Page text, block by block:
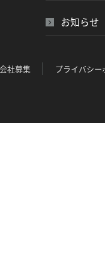
お知らせ
社募集 プライバシー